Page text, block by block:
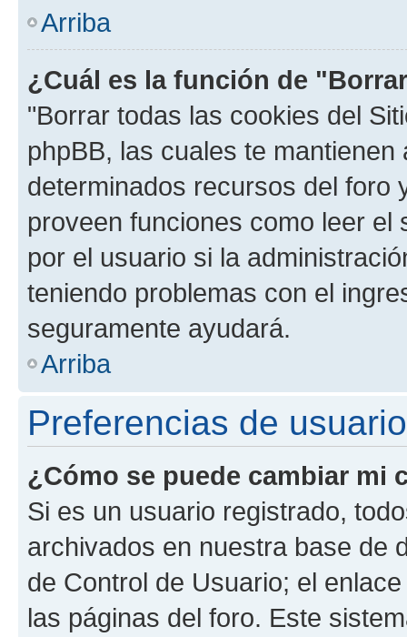
Arriba
¿Cuál es la función de
"Borrar todas las cookies del
phpBB, las cuales te
determinados recursos del foro
proveen funciones como leer el
por el usuario si la
teniendo problemas con el
seguramente ayudará.
Arriba
Preferencias de
¿Cómo se puede cambiar mi
Si es un usuario registrado,
archivados en nuestra base de
de Control de Usuario; el
las páginas del foro. Este